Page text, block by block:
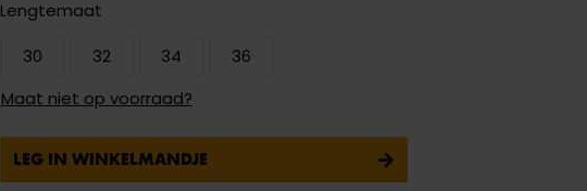
Lengtemaat
30
32 34
36
Maat niet op voorraad?
LEG IN WINKELMANDJE